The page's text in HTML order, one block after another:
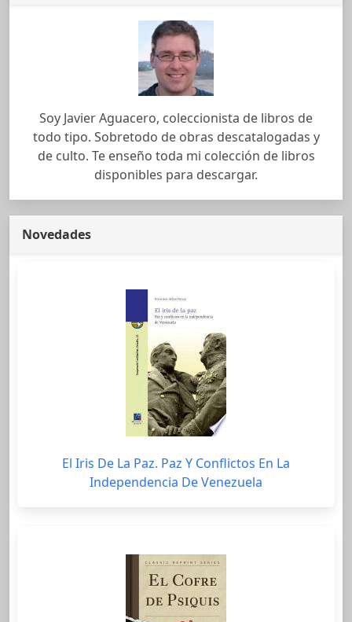
Soy Javier Aguacero, coleccionista de libros de
todo tipo. Sobretodo de obras descatalogadas y
de culto. Te enseño toda mi colección de libros
disponibles para descargar.
Novedades
El Iris De La Paz. Paz Y Conflictos En La
Independencia De Venezuela